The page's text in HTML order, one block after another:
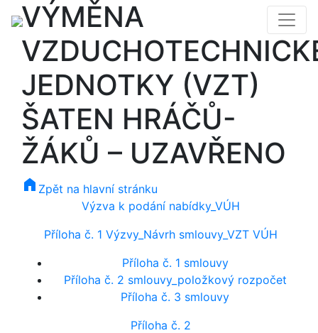
VÝMĚNA
JEDNOTKY (VZT)
ŠATEN HRÁČŮ-
ŽÁKŮ – UZAVŘENO
home Zpět na hlavní stránku
Výzva k podání nabídky_VÚH
Příloha č. 1 Výzvy_Návrh smlouvy_VZT VÚH
Příloha č. 1 smlouvy
Příloha č. 2 smlouvy_položkový rozpočet
Příloha č. 3 smlouvy
Příloha č. 2